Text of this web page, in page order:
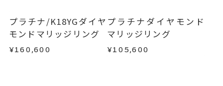
刻印文字数
16文字まで刻印可能。
刻印字体
文字タイプA、文字タイプB、文字
・受注生産の商品
・お客さまのお手元で傷や汚れが発生した商品
・到着後ご連絡無く7日以上経過した商品
・刻印をお入れした商品
プラチナ/K18YGダイヤ
モンドマリッジリング
¥160,600
プラチナダイヤモンド
マリッジリング
¥105,600